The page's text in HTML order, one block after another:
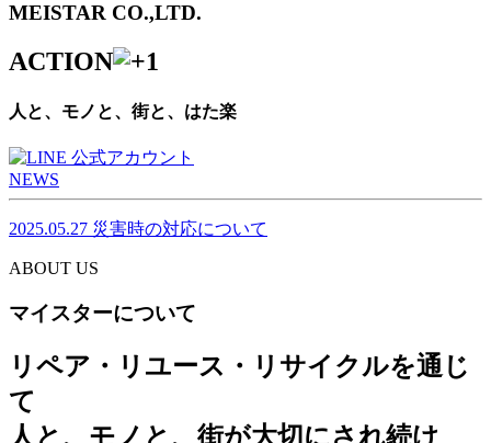
MEISTAR CO.,LTD.
ACTION
人と、モノと、街と、はた楽
NEWS
2025.05.27 災害時の対応について
ABOUT US
マイスターについて
リペア・リユース・リサイクルを通じ
て
人と、モノと、街が大切にされ続け